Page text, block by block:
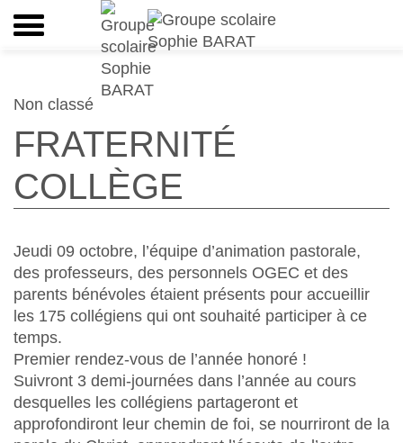
Non classé
FRATERNITÉ
COLLÈGE
Jeudi 09 octobre, l’équipe d’animation pastorale,
des professeurs, des personnels OGEC et des
parents bénévoles étaient présents pour accueillir
les 175 collégiens qui ont souhaité participer à ce
temps.
Premier rendez-vous de l’année honoré !
Suivront 3 demi-journées dans l’année au cours
desquelles les collégiens partageront et
approfondiront leur chemin de foi, se nourriront de la